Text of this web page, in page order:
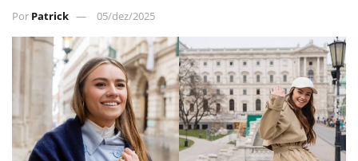
Por Patrick 05/dez/2025